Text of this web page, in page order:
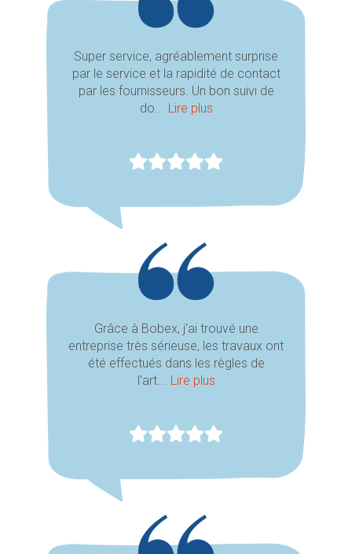
Super service, agréablement surprise
par le service et la rapidité de contact
par les fournisseurs. Un bon suivi de
do... Lire plus
Grâce à Bobex, j'ai trouvé une
entreprise très sérieuse, les travaux ont
été effectués dans les règles de
l'art... Lire plus